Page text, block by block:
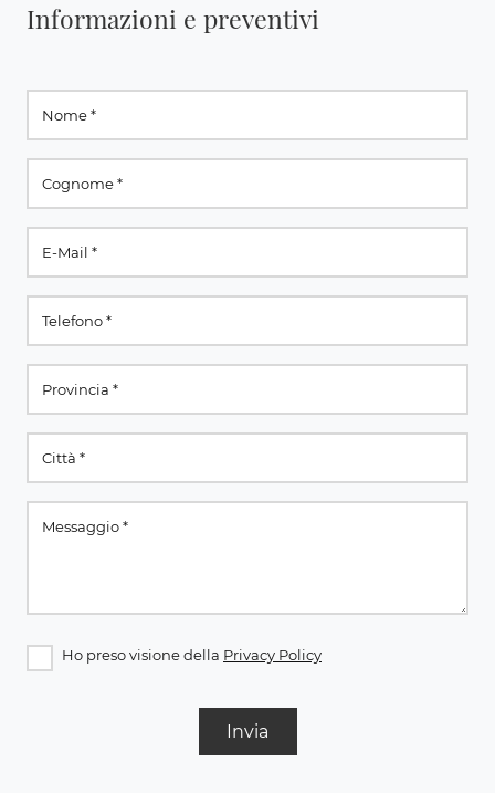
Informazioni e preventivi
Ho preso visione della Privacy Policy
Invia